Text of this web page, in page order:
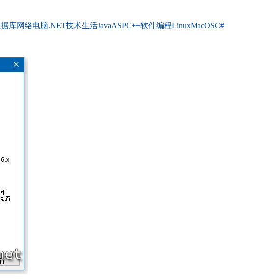
库网络电脑.NET技术生活JavaASPC++软件编程LinuxMacOSC#